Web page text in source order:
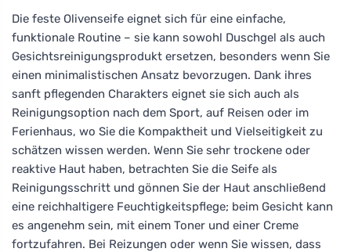
Die feste Olivenseife eignet sich für eine einfache,
funktionale Routine – sie kann sowohl Duschgel als auch
Gesichtsreinigungsprodukt ersetzen, besonders wenn Sie
einen minimalistischen Ansatz bevorzugen. Dank ihres
sanft pflegenden Charakters eignet sie sich auch als
Reinigungsoption nach dem Sport, auf Reisen oder im
Ferienhaus, wo Sie die Kompaktheit und Vielseitigkeit zu
schätzen wissen werden. Wenn Sie sehr trockene oder
reaktive Haut haben, betrachten Sie die Seife als
Reinigungsschritt und gönnen Sie der Haut anschließend
eine reichhaltigere Feuchtigkeitspflege; beim Gesicht kann
es angenehm sein, mit einem Toner und einer Creme
fortzufahren. Bei Reizungen oder wenn Sie wissen, dass